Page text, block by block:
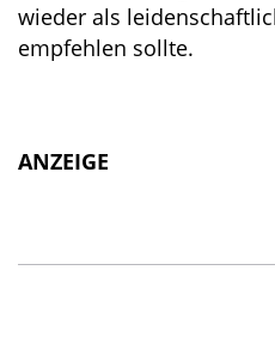
wieder als
empfehlen sollte.
ANZEIGE